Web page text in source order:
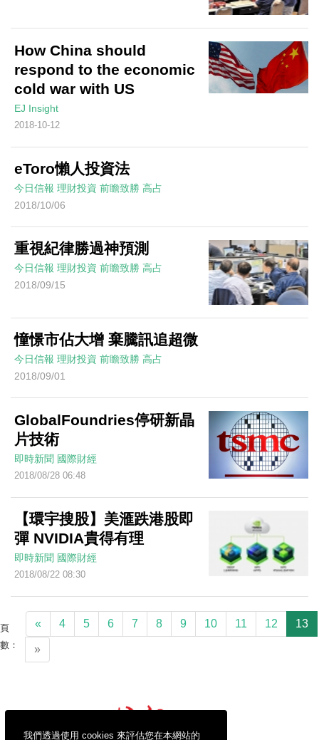
我們透過使用 cookies 來評估您在本網站的
How China should
respond to the economic
cold war with US
EJ Insight
2018-10-12
eToro懶人投資法
今日信報 理財投資 前瞻致勝 高占
2018/10/06
重視紀律勝過神預測
今日信報 理財投資 前瞻致勝 高占
2018/09/15
憧憬市佔大增 棄騰訊追超微
今日信報 理財投資 前瞻致勝 高占
2018/09/01
GlobalFoundries停研新晶
片技術
即時新聞 國際財經
2018/08/28 06:48
【環宇搜股】美滙跌港股即
彈 NVIDIA貴得有理
即時新聞 國際財經
2018/08/22 08:30
頁
數：
« 4 5 6 7 8 9 10 11 12 13
»